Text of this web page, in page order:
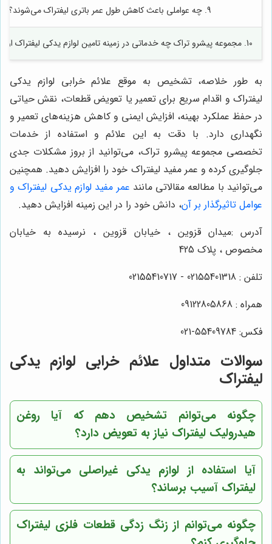
9. چه عواملی باعث کاهش طول عمر باتری لیفتراک می‌شوند؟
10. مجموعه پیشرو تراک چه خدماتی در زمینه تامین لوازم یدکی لیفتراک ارائه می‌دهد؟
به طور خلاصه، تشخیص به موقع علائم خرابی لوازم یدکی
لیفتراک و اقدام سریع برای تعمیر یا تعویض قطعات، نقش حیاتی
در حفظ عملکرد بهینه، افزایش ایمنی و کاهش هزینه‌های تعمیر و
نگهداری دارد. با دقت به این علائم و استفاده از خدمات
تخصصی مجموعه پیشرو تراک، می‌توانید از بروز مشکلات جدی
جلوگیری کرده و عمر مفید لیفتراک خود را افزایش دهید. همچنین
می‌توانید با مطالعه مقالاتی مانند عمر مفید لوازم یدکی لیفتراک و
عوامل تاثیرگذار بر آن، دانش خود را در این زمینه افزایش دهید.
آدرس :میدان قزوین ، خیابان قزوین ، نرسیده به خیابان
مخصوص ، پلاک 425
تلفن : 02155401318 - 02155410717
همراه : 09122805868
فکس: 55409784-021
سوالات متداول علائم خرابی لوازم یدکی
لیفتراک
چگونه می‌توانم تشخیص دهم که آیا روغن
هیدرولیک لیفتراک نیاز به تعویض دارد؟
آیا استفاده از لوازم یدکی غیراصلی می‌تواند به
لیفتراک آسیب برساند؟
چگونه می‌توانم از زنگ زدگی قطعات فلزی لیفتراک